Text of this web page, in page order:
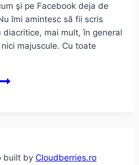
şi pe Facebook deja de
îmi amintesc să fii scris
diacritice, mai mult, în general
majuscule. Cu toate
built by Cloudberries.ro